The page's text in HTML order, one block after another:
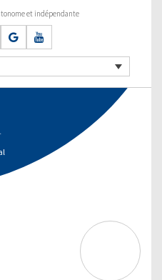
et indépendante